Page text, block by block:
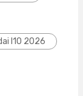
I10 2026